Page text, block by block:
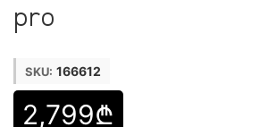
pro
SKU: 166612
2,799₾